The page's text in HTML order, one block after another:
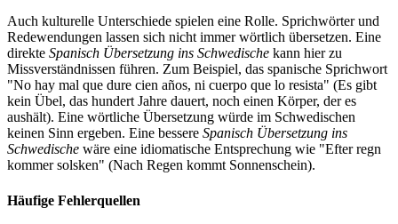
Auch kulturelle Unterschiede spielen eine Rolle. Sprichwörter und
Redewendungen lassen sich nicht immer wörtlich übersetzen. Eine
direkte Spanisch Übersetzung ins Schwedische kann hier zu
Missverständnissen führen. Zum Beispiel, das spanische Sprichwort
"No hay mal que dure cien años, ni cuerpo que lo resista" (Es gibt
kein Übel, das hundert Jahre dauert, noch einen Körper, der es
aushält). Eine wörtliche Übersetzung würde im Schwedischen
keinen Sinn ergeben. Eine bessere Spanisch Übersetzung ins
Schwedische wäre eine idiomatische Entsprechung wie "Efter regn
kommer solsken" (Nach Regen kommt Sonnenschein).
Häufige Fehlerquellen